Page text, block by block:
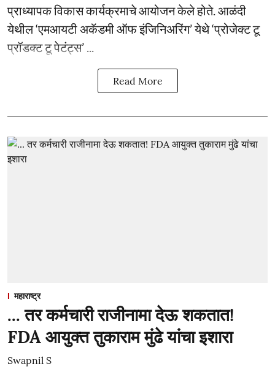
प्राध्यापक विकास कार्यक्रमाचे आयोजन केले होते. आळंदी
येथील ‘एमआयटी अकॅडमी ऑफ इंजिनिअरिंग’ येथे ‘प्रोजेक्ट टू
प्रॉडक्ट टू पेटंट्स’ ...
Read More
महाराष्ट्र
... तर कर्मचारी राजीनामा देऊ शकतात!
FDA आयुक्त तुकाराम मुंढे यांचा इशारा
Swapnil S